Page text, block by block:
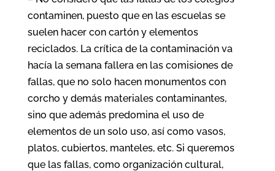
contaminen, puesto que en las escuelas se
suelen hacer con cartón y elementos
reciclados. La crítica de la contaminación va
hacía la semana fallera en las comisiones de
fallas, que no solo hacen monumentos con
corcho y demás materiales contaminantes,
sino que además predomina el uso de
elementos de un solo uso, así como vasos,
platos, cubiertos, manteles, etc. Si queremos
que las fallas, como organización cultural,